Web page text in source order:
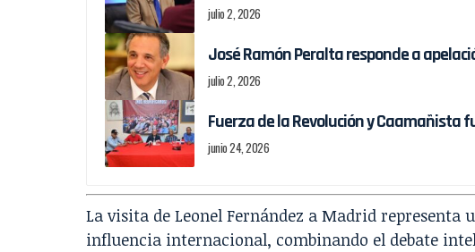
julio 2, 2026
José Ramón Peralta responde a
julio 2, 2026
Fuerza de la Revolución y Caamañista
junio 24, 2026
La visita de Leonel Fernández a Madrid representa
influencia internacional, combinando el debate